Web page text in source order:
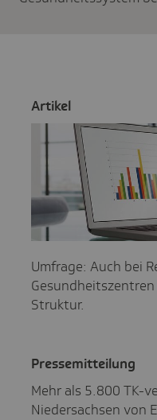
Artikel
Umfrage: Auch bei
Struktur.
Pres­se­mit­tei­lung
Mehr als 5.800 TK-
Niedersachsen von